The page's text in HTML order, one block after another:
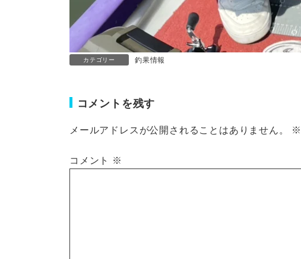
カテゴリー 釣果情報
コメントを残す
メールアドレスが公開されることはありません。 ※
コメント ※